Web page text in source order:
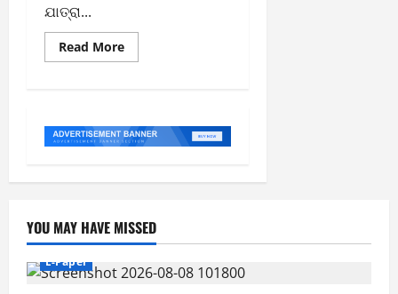
ଯାତ୍ରା...
Read MoreRead
more
ଗାଈ
ଗୋରୁ
ଦେଇଛି
YOU MAY HAVE MISSED
E-Paper